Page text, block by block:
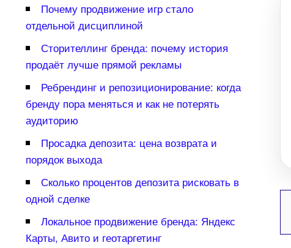
Почему продвижение игр стало
отдельной дисциплиной
Сторителлинг бренда: почему история
продаёт лучше прямой рекламы
Ребрендинг и репозиционирование: когда
ренду пора меняться и как не потерять
аудиторию
Просадка депозита: цена возврата и
порядок выхода
Сколько процентов депозита рисковать
одной сделке
Локальное продвижение бренда: Яндекс
Карты, Авито и геотаргетин